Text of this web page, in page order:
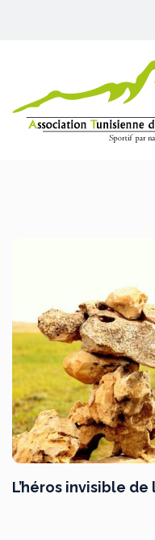
L’héros invisible